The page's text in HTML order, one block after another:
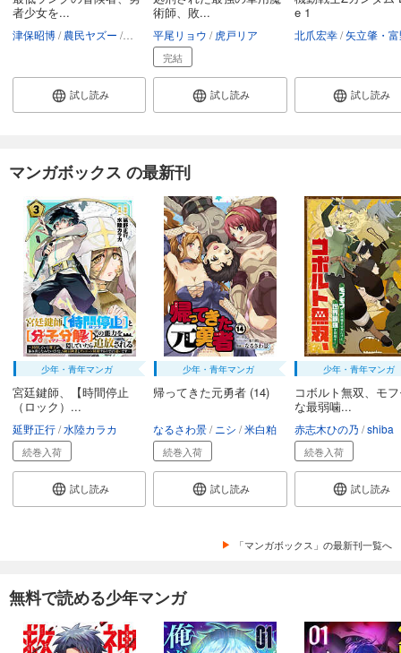
者少女を...
津保昭博 農民ヤズー 桑島黎音
試し読み
術師、敗...
平尾リョウ 虎戸リア
完結
試し読み
e 1
北爪宏幸 矢立肇・富野由
試し読み
マンガボックス の最新刊
少年・青年マンガ
宮廷鍵師、【時間停止
（ロック）...
延野正行 水陸カラカ
続巻入荷
試し読み
少年・青年マンガ
帰ってきた元勇者 (14)
なるさわ景 ニシ 米白粕
続巻入荷
試し読み
少年・青年マンガ
コボルト無双、モ
な最弱噛...
赤志木ひの乃 shiba
続巻入荷
試し読み
「マンガボックス」の最新刊一覧へ
無料で読める少年マンガ